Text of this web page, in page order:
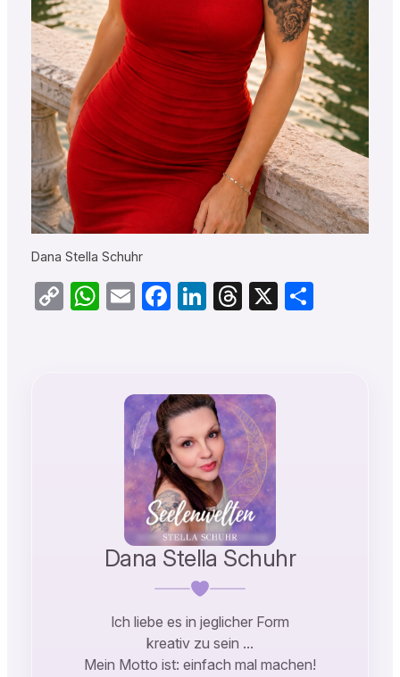
Dana Stella Schuhr
CopyWhatsApp
EmailFacebook
LinkedIn
Threads
X Teilen
Dana Stella Schuhr
Ich liebe es in jeglicher Form
kreativ zu sein …
Mein Motto ist: einfach mal machen!